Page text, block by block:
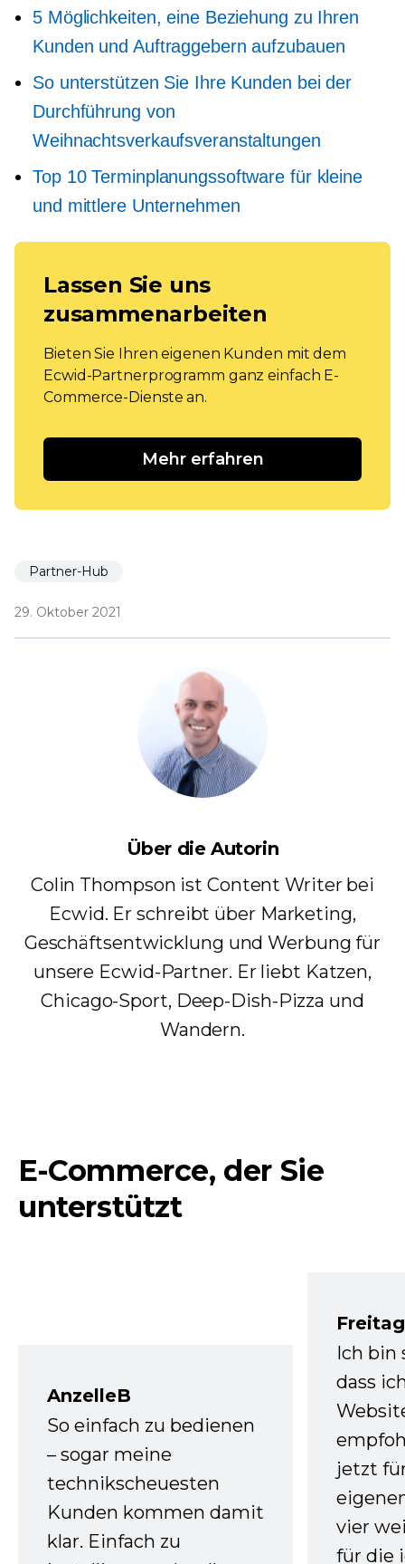
5 Möglichkeiten, eine Beziehung zu Ihren
Kunden und Auftraggebern aufzubauen
So unterstützen Sie Ihre Kunden bei der
Durchführung von
Weihnachtsverkaufsveranstaltungen
Top 10 Terminplanungssoftware für kleine
und mittlere Unternehmen
Lassen Sie uns
zusammenarbeiten
Bieten Sie Ihren eigenen Kunden mit dem
Ecwid-Partnerprogramm ganz einfach E-
Commerce-Dienste an.
Mehr erfahren
Partner-Hub
29. Oktober 2021
Über die Autorin
Colin Thompson ist Content Writer bei
Ecwid. Er schreibt über Marketing,
Geschäftsentwicklung und Werbung für
unsere Ecwid-Partner. Er liebt Katzen,
Chicago-Sport, Deep-Dish-Pizza und
Wandern.
E-Commerce, der Sie
unterstützt
AnzelleB
So einfach zu bedienen
– sogar meine
technikscheuesten
Kunden kommen damit
klar. Einfach zu
Ich bin
dass
jetzt
vier
für die